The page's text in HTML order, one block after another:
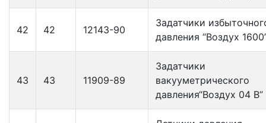
42 42 12143-90
Задатчики
давления “Воздух
43 43 11909-89
Задатчики
вакууметрического
давления“Воздух 04 В”